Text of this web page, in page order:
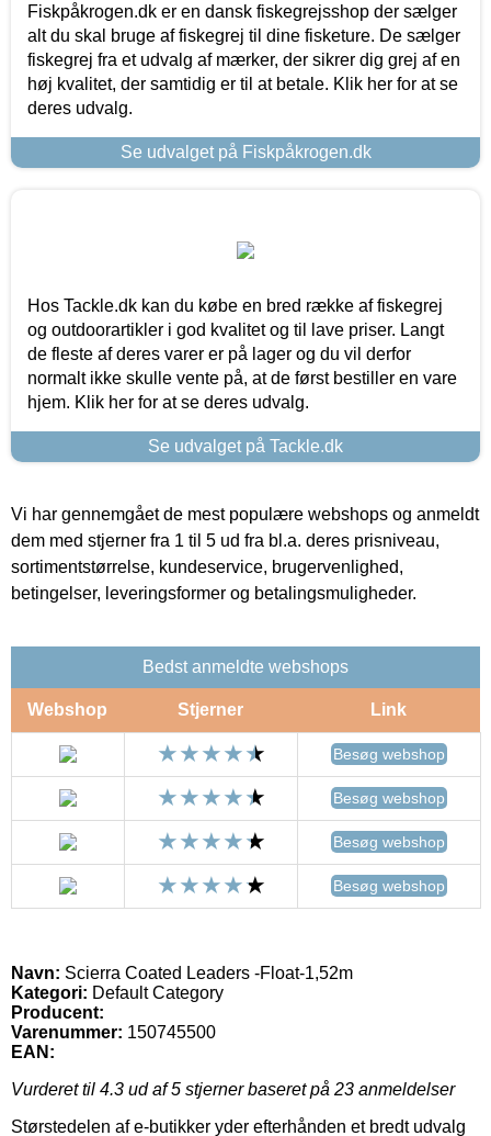
Fiskpåkrogen.dk er en dansk fiskegrejsshop der sælger
alt du skal bruge af fiskegrej til dine fisketure. De sælger
fiskegrej fra et udvalg af mærker, der sikrer dig grej af en
høj kvalitet, der samtidig er til at betale. Klik her for at se
deres udvalg.
Se udvalget på Fiskpåkrogen.dk
Hos Tackle.dk kan du købe en bred række af fiskegrej
og outdoorartikler i god kvalitet og til lave priser. Langt
de fleste af deres varer er på lager og du vil derfor
normalt ikke skulle vente på, at de først bestiller en vare
hjem. Klik her for at se deres udvalg.
Se udvalget på Tackle.dk
Vi har gennemgået de mest populære webshops og anmeldt
dem med stjerner fra 1 til 5 ud fra bl.a. deres prisniveau,
sortimentstørrelse, kundeservice, brugervenlighed,
betingelser, leveringsformer og betalingsmuligheder.
Bedst anmeldte webshops
Webshop Stjerner Link
Besøg webshop
Besøg webshop
Besøg webshop
Besøg webshop
Navn: Scierra Coated Leaders -Float-1,52m
Kategori: Default Category
Producent:
Varenummer: 150745500
EAN:
Vurderet til 4.3 ud af 5 stjerner baseret på 23 anmeldelser
Størstedelen af e-butikker yder efterhånden et bredt udvalg